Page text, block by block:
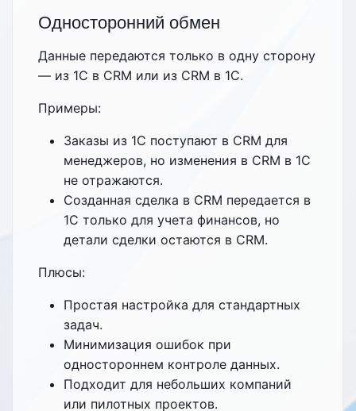
Односторонний обмен
Данные передаются только в одну сторону
— из 1С в CRM или из CRM в 1С.
Примеры:
Заказы из 1С поступают в CRM для
менеджеров, но изменения в CRM в 1С
не отражаются.
Созданная сделка в CRM передается в
1С только для учета финансов, но
детали сделки остаются в CRM.
Плюсы:
Простая настройка для стандартных
задач.
Минимизация ошибок при
одностороннем контроле данных.
Подходит для небольших компаний
или пилотных проектов.